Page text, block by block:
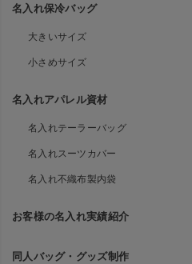
名入れ保冷バッグ
大きいサイズ
小さめサイズ
名入れアパレル資材
名入れテーラーバッグ
名入れスーツカバー
名入れ不織布製内袋
お客様の名入れ実績紹介
同人バッグ・グッズ制作